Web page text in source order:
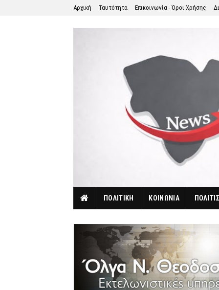
Αρχική Ταυτότητα Επικοινωνία - Όροι Χρήσης
ΠΟΛΙΤΙΚΗ ΚΟΙΝΩΝΙΑ